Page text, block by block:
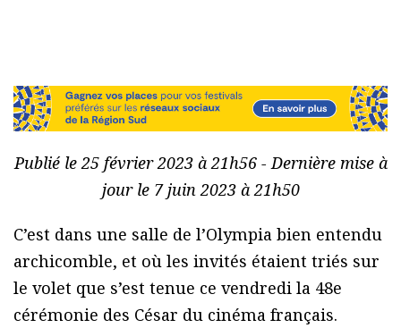
Publié le 25 février 2023 à 21h56 - Dernière mise à
jour le 7 juin 2023 à 21h50
C’est dans une salle de l’Olympia bien entendu
archicomble, et où les invités étaient triés sur
le volet que s’est tenue ce vendredi la 48e
cérémonie des César du cinéma français.